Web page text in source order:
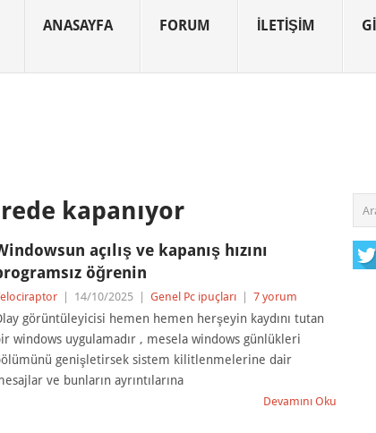
ANASAYFA FORUM İLETIŞIM
kapanıyor
açılış ve kapanış hızını
öğrenin
14/10/2025 Genel Pc ipuçları 7 yorum
görüntüleyicisi hemen hemen herşeyin kaydını tutan
windows uygulamadır , mesela windows günlükleri
genişletirsek sistem kilitlenmelerine dair
ve bunların ayrıntılarına
Devamını Oku